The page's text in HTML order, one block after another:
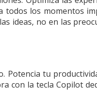
todos los momentos
ideas, no en las
Potencia tu
con la tecla Copilot